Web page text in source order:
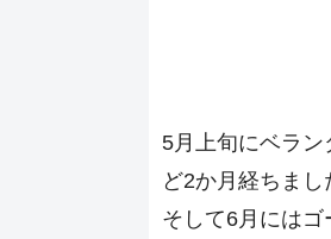
5月上旬にベラン
ど2か月経ちまし
そして6月には